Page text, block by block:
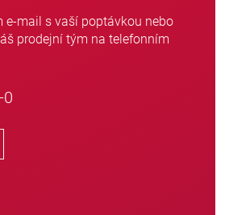
e-mail s vaší poptávkou nebo
prodejní tým na telefonním
0